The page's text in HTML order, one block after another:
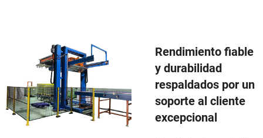
Rendimiento fiable
y durabilidad
respaldados por un
soporte al cliente
excepcional